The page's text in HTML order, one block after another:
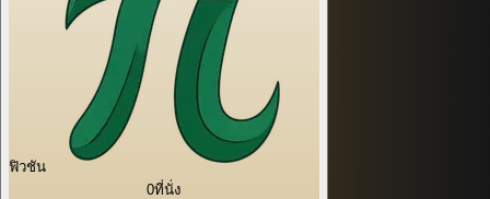
ฟิวชัน
0ที่นั่ง